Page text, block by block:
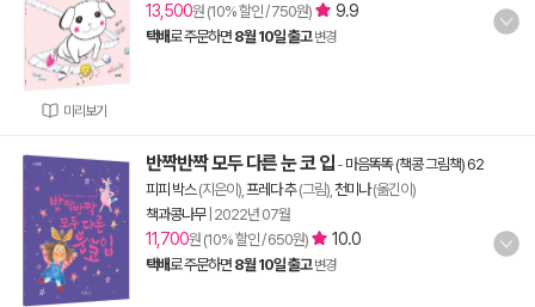
미리보기
13,500원 (10% 할인 / 750원) 9.9
택배로 주문하면 8월 10일 출고 변경
반짝반짝 모두 다른 눈 코 입 - 마음똑똑 (책콩 그림책) 62
피피 박스(지은이), 프레다 추(그림), 천미나(옮긴이)
책과콩나무| 2022년 07월
11,700원 (10% 할인 / 650원) 10.0
택배로 주문하면 8월 10일 출고 변경